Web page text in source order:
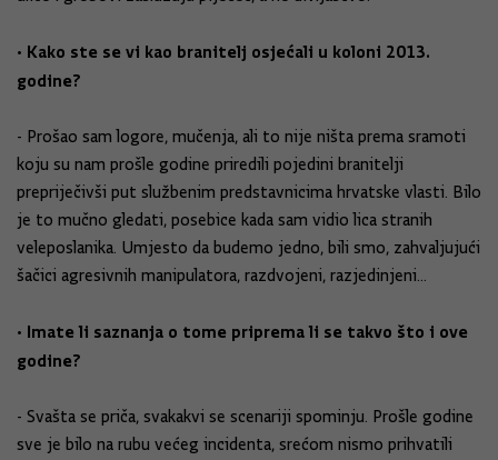
• Kako ste se vi kao branitelj osjećali u koloni 2013.
godine?
- Prošao sam logore, mučenja, ali to nije ništa prema sramoti
koju su nam prošle godine priredili pojedini branitelji
prepriječivši put službenim predstavnicima hrvatske vlasti. Bilo
je to mučno gledati, posebice kada sam vidio lica stranih
veleposlanika. Umjesto da budemo jedno, bili smo, zahvaljujući
šačici agresivnih manipulatora, razdvojeni, razjedinjeni...
• Imate li saznanja o tome priprema li se takvo što i ove
godine?
- Svašta se priča, svakakvi se scenariji spominju. Prošle godine
sve je bilo na rubu većeg incidenta, srećom nismo prihvatili